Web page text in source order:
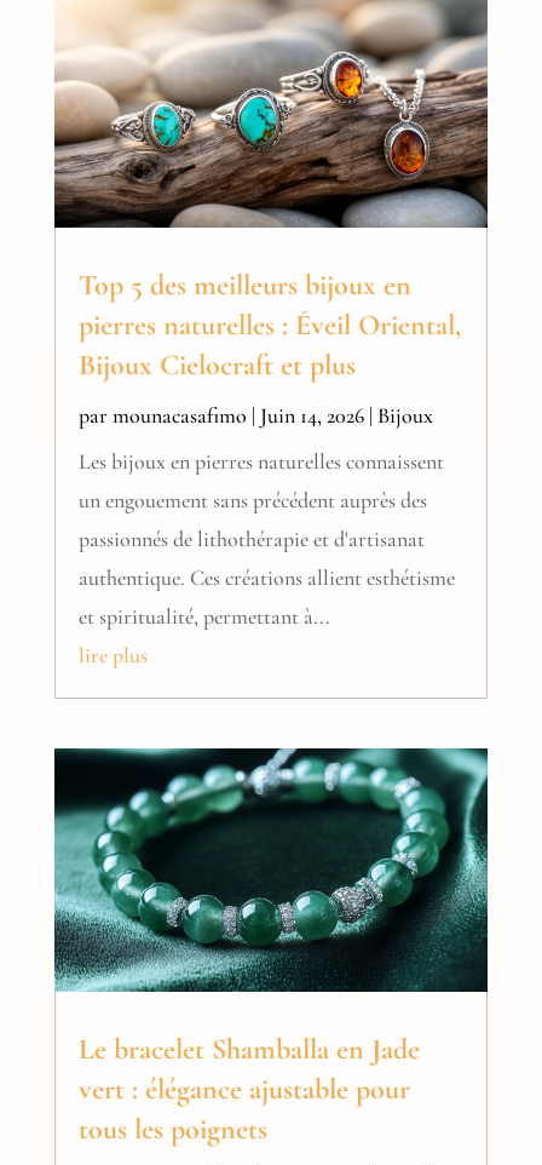
Top 5 des meilleurs bijoux en
pierres naturelles : Éveil Oriental,
Bijoux Cielocraft et plus
parmounacasafimo | Juin 14, 2026| Bijoux
Les bijoux en pierres naturelles connaissent
un engouement sans précédent auprès des
passionnés de lithothérapie et d'artisanat
authentique. Ces créations allient esthétisme
et spiritualité, permettant à...
lire plus
Le bracelet Shamballa en Jade
vert : élégance ajustable pour
tous les poignets